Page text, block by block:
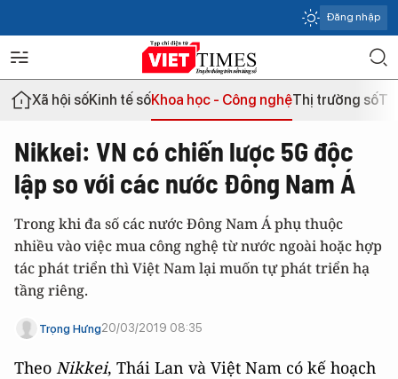
Đăng nhập
Xã hội sốKinh tế sốKhoa học - Công nghệThị trường số
Nikkei: VN có chiến lược 5G độc
lập so với các nước Đông Nam Á
Trong khi đa số các nước Đông Nam Á phụ thuộc
nhiều vào việc mua công nghệ từ nước ngoài hoặc hợp
tác phát triển thì Việt Nam lại muốn tự phát triển hạ
tầng riêng.
Trọng Hưng20/03/2019 08:35
Theo Nikkei, Thái Lan và Việt Nam có kế hoạch